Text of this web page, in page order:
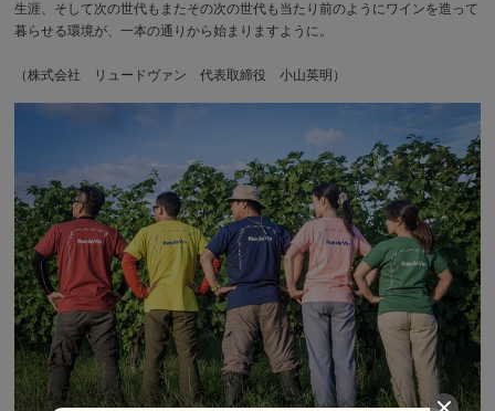
生涯、そして次の世代もまたその次の世代も当たり前のようにワインを造って
暮らせる環境が、一本の通りから始まりますように。
（株式会社 リュードヴァン 代表取締役 小山英明）